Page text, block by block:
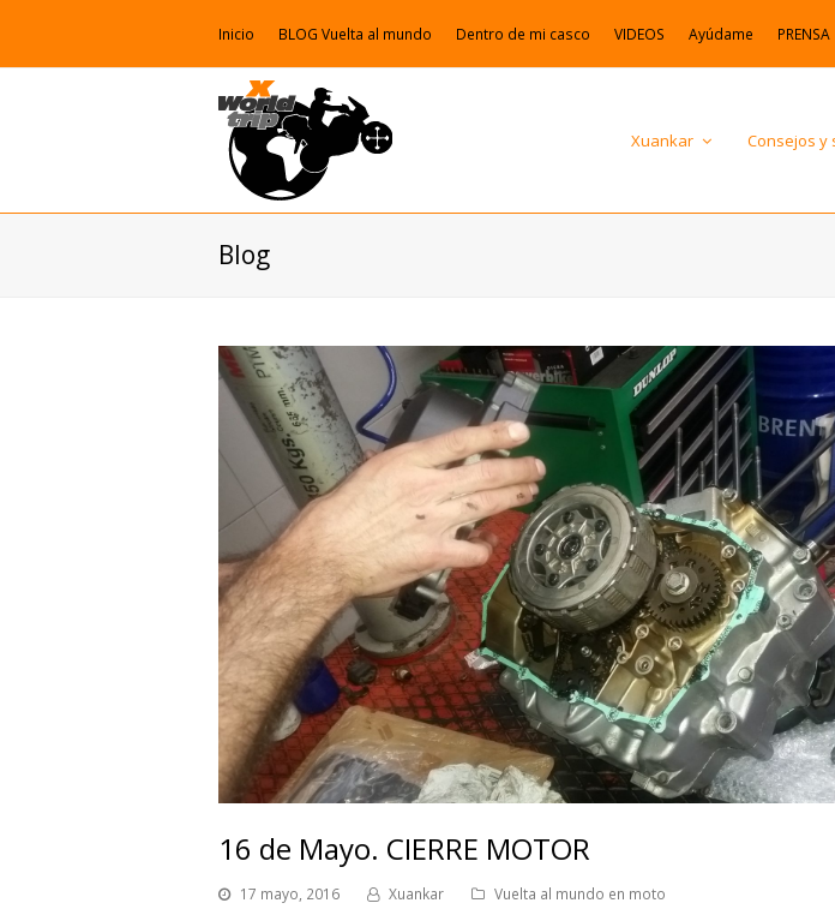
Inicio BLOG Vuelta al mundo Dentro de mi casco VIDEOS Ayúdame PRENSA
Xuankar Consejos y
Blog
16 de Mayo. CIERRE MOTOR
17 mayo, 2016 Xuankar Vuelta al mundo en moto